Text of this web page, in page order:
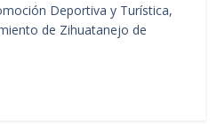
Deportiva y Turística,
de Zihuatanejo de